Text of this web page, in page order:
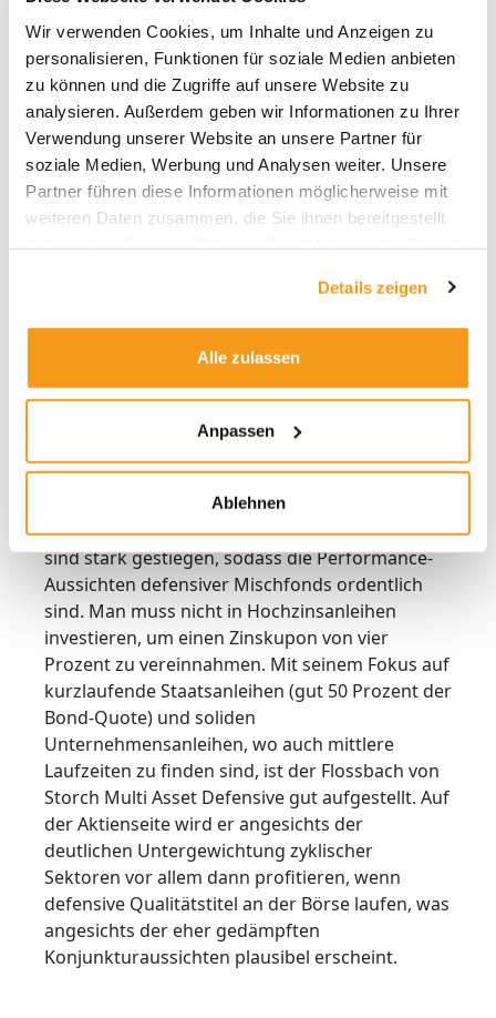
Wir verwenden Cookies, um Inhalte und Anzeigen zu
personalisieren, Funktionen für soziale Medien anbieten
zu können und die Zugriffe auf unsere Website zu
analysieren. Außerdem geben wir Informationen zu Ihrer
Verwendung unserer Website an unsere Partner für
soziale Medien, Werbung und Analysen weiter. Unsere
Partner führen diese Informationen möglicherweise mit
weiteren Daten zusammen, die Sie ihnen bereitgestellt
Details zeigen
Alle zulassen
Anpassen
Ablehnen
Fonds nur Mini-Renditen erwirtschaften. In den
vergangenen fünf Jahren konnte der Fonds pro
Jahr nur ein Plus von jährlich 0,5 Prozent
verdienen. Er lag damit zwar besser als die
Konkurrenz, die jedes Jahr ein Minus von 0,2
Prozent verbuchte, aber mit diesem relativen
Erfolg konnten sich offenbar immer weniger
Investoren anfreunden.
Fazit: Die mageren Zeiten sind
vorbei – zumindest bei Anleihen
Auch wenn der Fonds in den nächsten Monaten
sein Vier-Sterne-Rating von Morningstar
einbüßen könnte, so finden Anleger bei
Flossbach von Storch Multi Asset Defensive –
heute deutlich bessere Bedingungen vor als in
den vergangenen zehn Jahren. Die Renditen
sind stark gestiegen, sodass die Performance-
Aussichten defensiver Mischfonds ordentlich
sind. Man muss nicht in Hochzinsanleihen
investieren, um einen Zinskupon von vier
Prozent zu vereinnahmen. Mit seinem Fokus auf
kurzlaufende Staatsanleihen (gut 50 Prozent der
Bond-Quote) und soliden
Unternehmensanleihen, wo auch mittlere
Laufzeiten zu finden sind, ist der Flossbach von
Storch Multi Asset Defensive gut aufgestellt. Auf
der Aktienseite wird er angesichts der
deutlichen Untergewichtung zyklischer
Sektoren vor allem dann profitieren, wenn
defensive Qualitätstitel an der Börse laufen, was
angesichts der eher gedämpften
Konjunkturaussichten plausibel erscheint.